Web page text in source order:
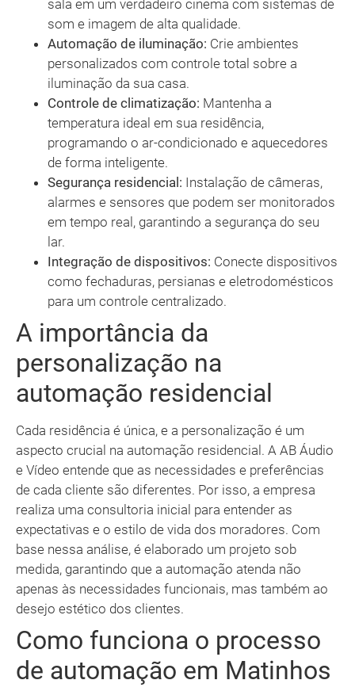
sala em um verdadeiro cinema com sistemas de
som e imagem de alta qualidade.
Automação de iluminação: Crie ambientes
personalizados com controle total sobre a
iluminação da sua casa.
Controle de climatização: Mantenha a
temperatura ideal em sua residência,
programando o ar-condicionado e aquecedores
de forma inteligente.
Segurança residencial: Instalação de câmeras,
alarmes e sensores que podem ser monitorados
em tempo real, garantindo a segurança do seu
lar.
Integração de dispositivos: Conecte dispositivos
como fechaduras, persianas e eletrodomésticos
para um controle centralizado.
A importância da
personalização na
automação residencial
Cada residência é única, e a personalização é um
aspecto crucial na automação residencial. A AB Áudio
e Vídeo entende que as necessidades e preferências
de cada cliente são diferentes. Por isso, a empresa
realiza uma consultoria inicial para entender as
expectativas e o estilo de vida dos moradores. Com
base nessa análise, é elaborado um projeto sob
medida, garantindo que a automação atenda não
apenas às necessidades funcionais, mas também ao
desejo estético dos clientes.
Como funciona o processo
de automação em Matinhos